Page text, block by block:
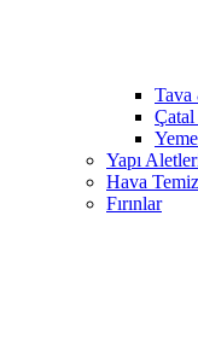
Tava
Çatal
Yapı
Hava
Fırınlar